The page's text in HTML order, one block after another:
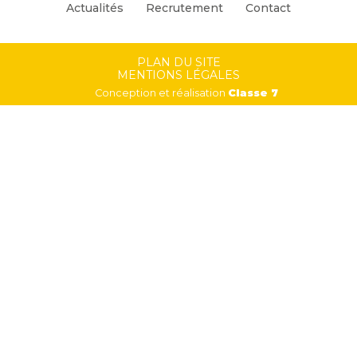
Actualités Recrutement Contact
PLAN DU SITE
MENTIONS LÉGALES
Conception et réalisation Classe 7